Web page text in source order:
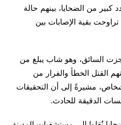
كبير من الضحايا، بينهم حالة
بقية الإصابات بين
السائق، وهو شاب يبلغ من
له تهم القتل الخطأ والفرار من
مشيرةً إلى أن التحقيقات
الدقيقة للحادث.